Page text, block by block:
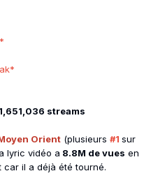
1,651,036 streams
Orient (plusieurs #1 sur
lyric vidéo a 8.8M de vues en
il a déjà été tourné.